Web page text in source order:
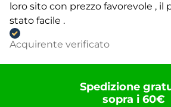
loro sito con prezzo favorevole , il
stato facile .
Acquirente verificato
Spedizione
sopra i 60€